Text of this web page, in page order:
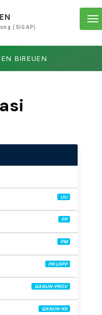
(SIGAP)
BIREUEN
UU
PP
PM
PK-LKPP
QANUN-PROV
QANUN-KK